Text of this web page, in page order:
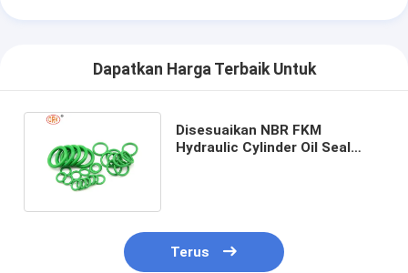
Dapatkan Harga Terbaik Untuk
Disesuaikan NBR FKM
Hydraulic Cylinder Oil Seal
Terus